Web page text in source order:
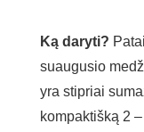
Ką daryti?
suaugusio
yra stipriai
kompaktišką 2